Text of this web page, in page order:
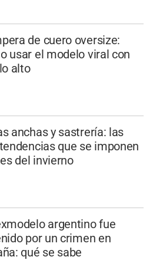
de cuero oversize:
usar el modelo viral con
alto
anchas y sastrería: las
que se imponen
del invierno
argentino fue
por un crimen en
qué se sabe